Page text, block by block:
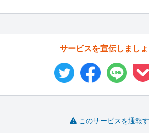
サービスを宣伝しましょ
このサービスを通報